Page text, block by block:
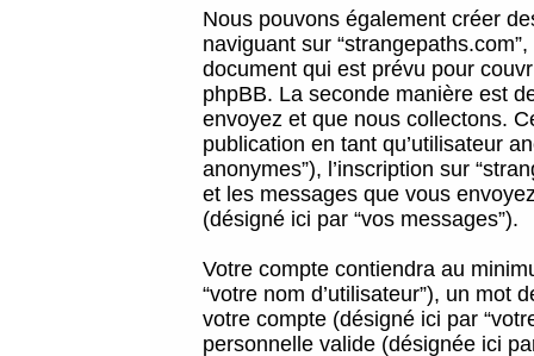
Nous pouvons également créer
naviguant sur
document qui est prévu pour
phpBB. La seconde manière est
envoyez et que nous collectons.
publication en tant qu’utilisateur
anonymes”), l’inscription sur
et les messages que vous
(désigné ici par “vos messages”).
Votre compte contiendra au
“votre nom d’utilisateur”), un mot
votre compte (désigné ici par
personnelle valide (désignée ici